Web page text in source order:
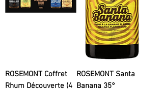
ROSEMONT Coffret
Rhum Découverte (4
ROSEMONT Santa
Banana 35°